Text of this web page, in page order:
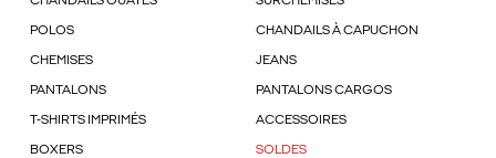
POLOS CHANDAILS À CAPUCHON
CHEMISES JEANS
PANTALONS PANTALONS CARGOS
T-SHIRTS IMPRIMÉS ACCESSOIRES
BOXERS SOLDES